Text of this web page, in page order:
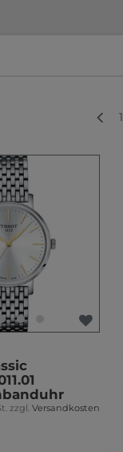
1
zzgl. Versandkosten